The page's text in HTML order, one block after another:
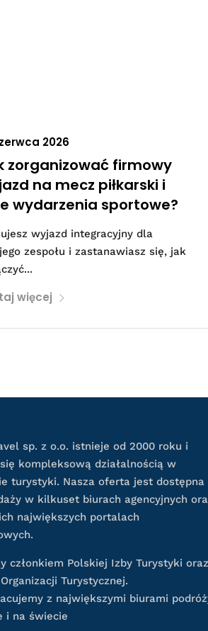
2026
zorganizować firmowy
na mecz piłkarski i
wydarzenia sportowe?
wyjazd integracyjny dla
zespołu i zastanawiasz się, jak
więcej
sp. z o.o. istnieje od 2000 roku i
kompleksową działalnością w
turystyki. Nasza oferta jest dostępna
w kilkuset biurach agencyjnych
największych portalach
członkiem Polskiej Izby Turystyki oraz
Turystycznej.
z największymi biurami
i na świecie